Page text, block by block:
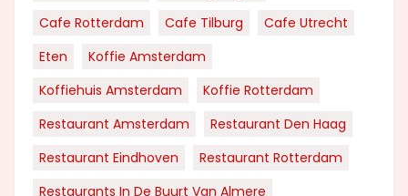
Cafe Rotterdam
Cafe Tilburg
Cafe Utrecht
Eten
Koffie Amsterdam
Koffiehuis Amsterdam
Koffie Rotterdam
Restaurant Amsterdam
Restaurant Den Haag
Restaurant Eindhoven
Restaurant Rotterdam
Restaurants In De Buurt Van Almere